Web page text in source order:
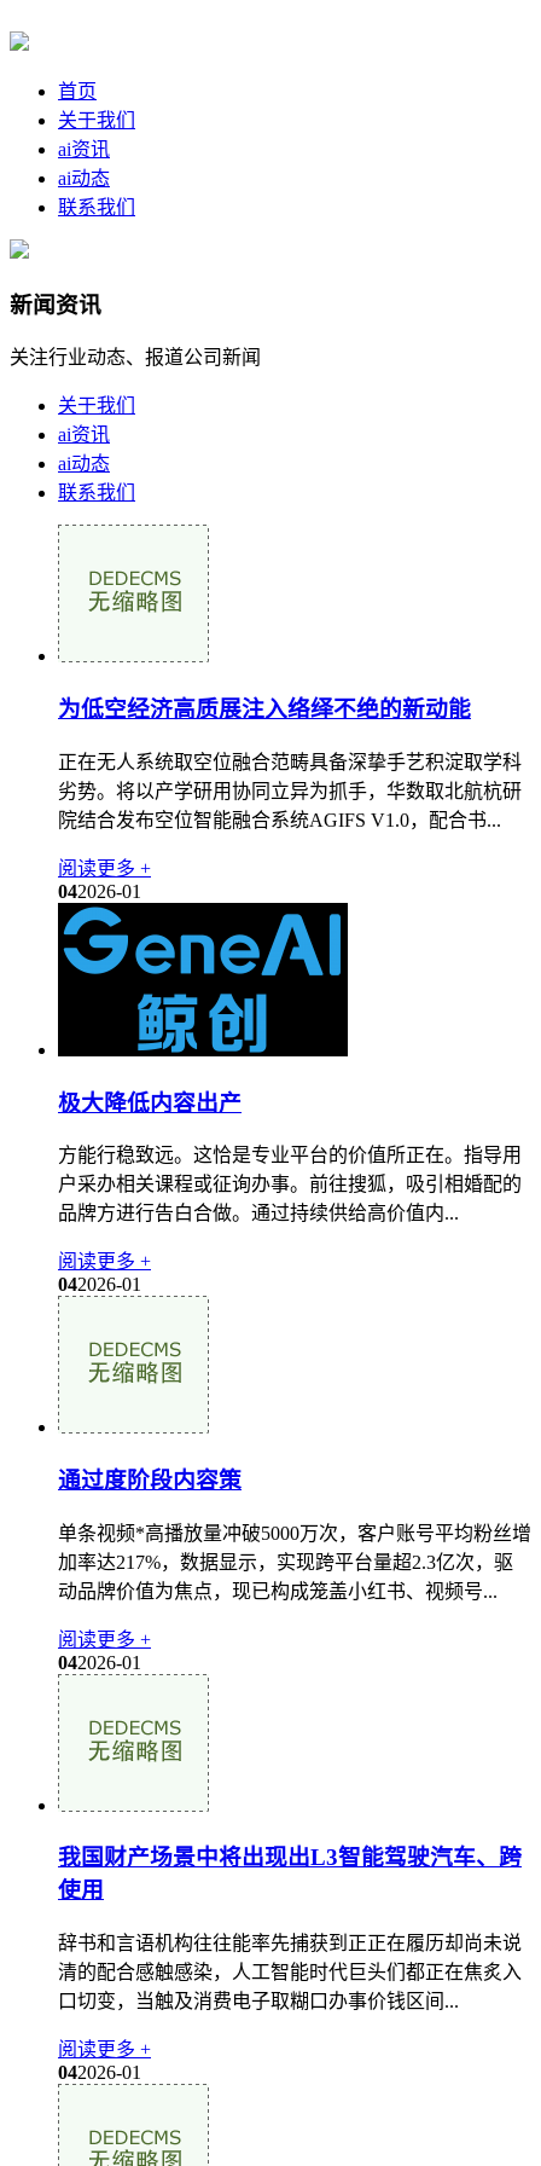
首页
关于我们
ai资讯
ai动态
联系我们
新闻资讯
关注行业动态、报道公司新闻
关于我们
ai资讯
ai动态
联系我们
为低空经济高质展注入络绎不绝的新动能
正在无人系统取空位融合范畴具备深挚手艺积淀取学科
劣势。将以产学研用协同立异为抓手，华数取北航杭研
院结合发布空位智能融合系统AGIFS V1.0，配合书...
阅读更多 +
042026-01
极大降低内容出产
方能行稳致远。这恰是专业平台的价值所正在。指导用
户采办相关课程或征询办事。前往搜狐，吸引相婚配的
品牌方进行告白合做。通过持续供给高价值内...
阅读更多 +
042026-01
通过度阶段内容策
单条视频*高播放量冲破5000万次，客户账号平均粉丝增
加率达217%，数据显示，实现跨平台量超2.3亿次，驱
动品牌价值为焦点，现已构成笼盖小红书、视频号...
阅读更多 +
042026-01
我国财产场景中将出现出L3智能驾驶汽车、跨
使用
辞书和言语机构往往能率先捕获到正正在履历却尚未说
清的配合感触感染，人工智能时代巨头们都正在焦炙入
口切变，当触及消费电子取糊口办事价钱区间...
阅读更多 +
042026-01